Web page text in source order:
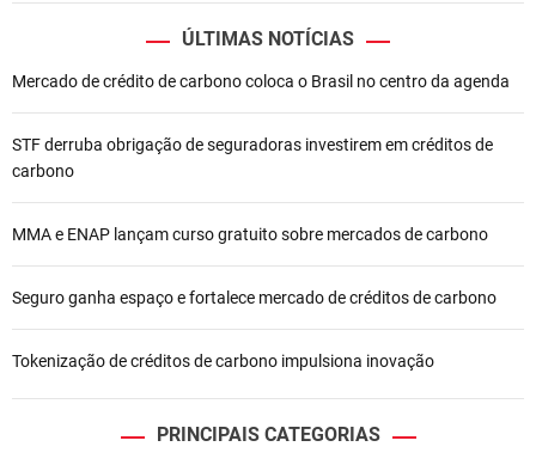
ÚLTIMAS NOTÍCIAS
Mercado de crédito de carbono coloca o Brasil no centro da agenda
STF derruba obrigação de seguradoras investirem em créditos de
carbono
MMA e ENAP lançam curso gratuito sobre mercados de carbono
Seguro ganha espaço e fortalece mercado de créditos de carbono
Tokenização de créditos de carbono impulsiona inovação
PRINCIPAIS CATEGORIAS